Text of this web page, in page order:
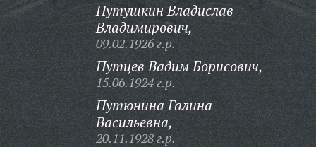
Путушкин Владислав
Владимирович,
09.02.1926 г.р.
Путцев Вадим Борисович,
15.06.1924 г.р.
Путюнина Галина
Васильевна,
20.11.1928 г.р.